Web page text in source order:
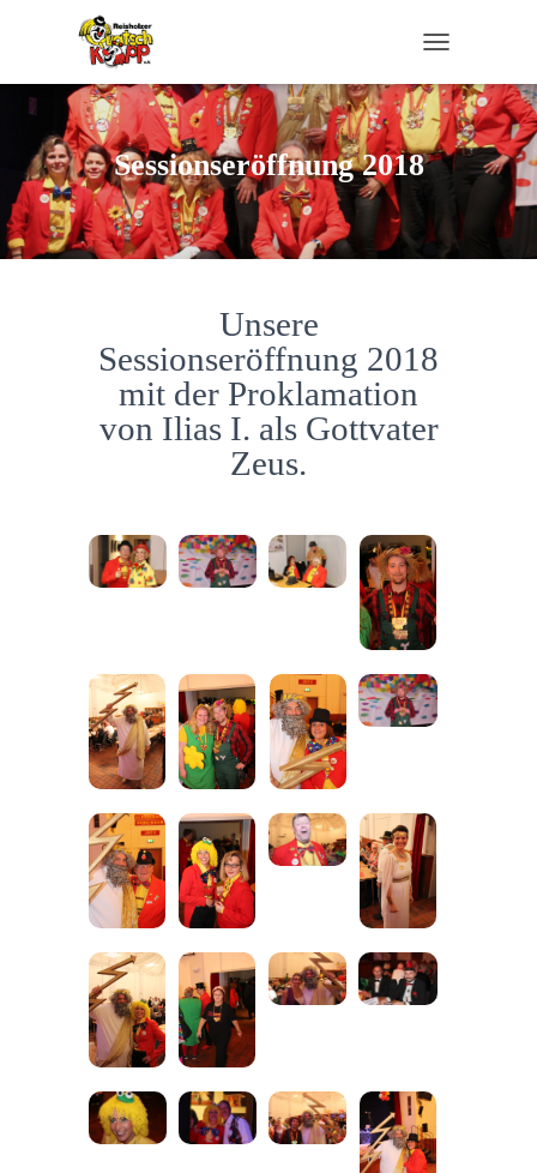
Sessionseröffnung 2018
Unsere
Sessionseröffnung 2018
mit der Proklamation
von Ilias I. als Gottvater
Zeus.